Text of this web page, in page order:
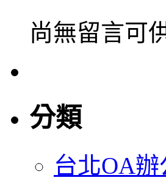
尚無留言可
分類
台北OA